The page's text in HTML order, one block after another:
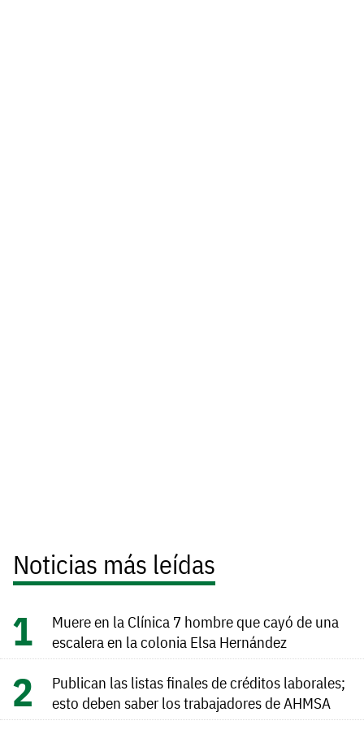
Noticias más leídas
Muere en la Clínica 7 hombre que cayó de una
escalera en la colonia Elsa Hernández
Publican las listas finales de créditos laborales;
esto deben saber los trabajadores de AHMSA